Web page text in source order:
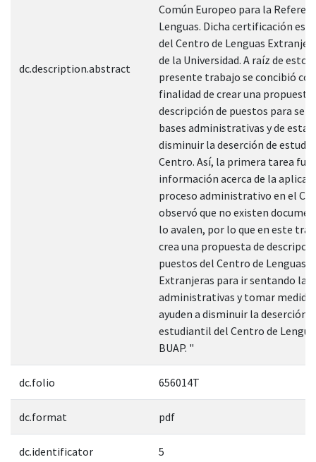
dc.description.abstract
Común Europeo para la
Lenguas. Dicha certificación
del Centro de Lenguas
de la Universidad. A raíz de esto,
presente trabajo se concibió
finalidad de crear una propuesta
descripción de puestos para
bases administrativas y de esta
disminuir la deserción de
Centro. Así, la primera tarea fue
información acerca de la
proceso administrativo en el
observó que no existen
lo avalen, por lo que en este
crea una propuesta de
puestos del Centro de Lenguas
Extranjeras para ir sentando las
administrativas y tomar
ayuden a disminuir la deserción
estudiantil del Centro de
BUAP. "
dc.folio 656014T
dc.format pdf
dc.identificator 5